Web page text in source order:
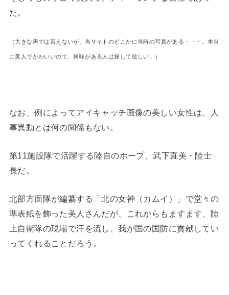
た。
（大きな声では言えないが、当サイトのどこかに当時の写真がある・・・。本当
に美人でかわいいので、興味がある人は探して欲しい。）
なお、例によってアイキャッチ画像の美しい女性は、人
事異動とは何の関係もない。
第11施設隊で活躍する陸自のホープ、武下直美・陸士
長だ。
北部方面隊が編纂する「北の女神（カムイ）」で堂々の
準表紙を飾った美人さんだが、これからもますます、陸
上自衛隊の現場で汗を流し、我が国の国防に貢献してい
ってくれることだろう。